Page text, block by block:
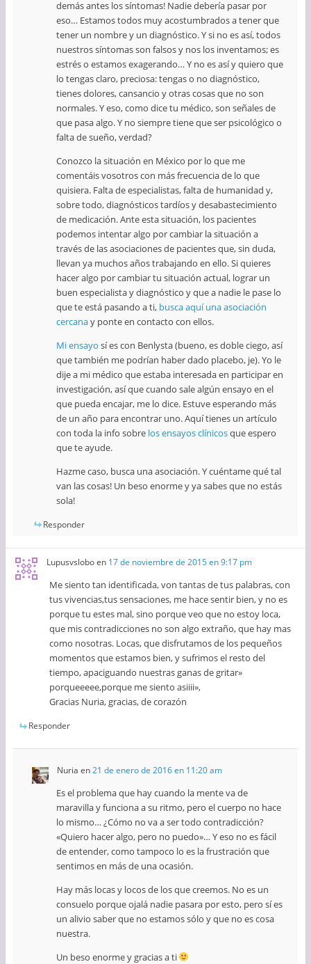
demás antes los síntomas! Nadie debería pasar por
eso… Estamos todos muy acostumbrados a tener que
tener un nombre y un diagnóstico. Y si no es así, todos
nuestros síntomas son falsos y nos los inventamos; es
estrés o estamos exagerando… Y no es así y quiero que
lo tengas claro, preciosa: tengas o no diagnóstico,
tienes dolores, cansancio y otras cosas que no son
normales. Y eso, como dice tu médico, son señales de
que pasa algo. Y no siempre tiene que ser psicológico o
falta de sueño, verdad?
Conozco la situación en México por lo que me
comentáis vosotros con más frecuencia de lo que
quisiera. Falta de especialistas, falta de humanidad y,
sobre todo, diagnósticos tardíos y desabastecimiento
de medicación. Ante esta situación, los pacientes
podemos intentar algo por cambiar la situación a
través de las asociaciones de pacientes que, sin duda,
llevan ya muchos años trabajando en ello. Si quieres
hacer algo por cambiar tu situación actual, lograr un
buen especialista y diagnóstico y que a nadie le pase lo
que te está pasando a ti, busca aquí una asociación
cercanay ponte en contacto con ellos.
Mi ensayo sí es con Benlysta (bueno, es doble ciego, así
que también me podrían haber dado placebo, je). Yo le
dije a mi médico que estaba interesada en participar en
investigación, así que cuando sale algún ensayo en el
que pueda encajar, me lo dice. Estuve esperando más
de un año para encontrar uno. Aquí tienes un artículo
con toda la info sobre los ensayos clínicosque espero
que te ayude.
Hazme caso, busca una asociación. Y cuéntame qué tal
van las cosas! Un beso enorme y ya sabes que no estás
sola!
Responder
Lupusvsloboen 17 de noviembre de 2015 en 9:17 pm
Me siento tan identificada, von tantas de tus palabras, con
tus vivencias,tus sensaciones, me hace sentir bien, y no es
porque tu estes mal, sino porque veo que no estoy loca,
que mis contradicciones no son algo extraño, que hay mas
como nosotras. Locas, que disfrutamos de los pequeños
momentos que estamos bien, y sufrimos el resto del
tiempo, apaciguando nuestras ganas de gritar»
porqueeeee,porque me siento asiiii»,
Gracias Nuria, gracias, de corazón
Responder
Nuria en21 de enero de 2016 en 11:20 am
Es el problema que hay cuando la mente va de
maravilla y funciona a su ritmo, pero el cuerpo no hace
lo mismo… ¿Cómo no va a ser todo contradicción?
«Quiero hacer algo, pero no puedo»… Y eso no es fácil
de entender, como tampoco lo es la frustración que
sentimos en más de una ocasión.
Hay más locas y locos de los que creemos. No es un
consuelo porque ojalá nadie pasara por esto, pero sí es
un alivio saber que no estamos sólo y que no es cosa
nuestra.
Un beso enorme y gracias a ti